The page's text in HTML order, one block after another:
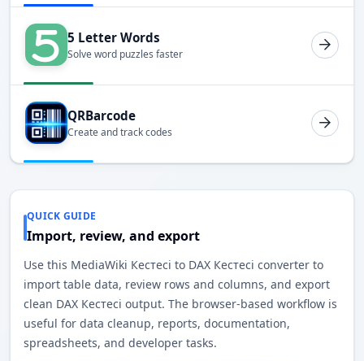
5 Letter Words
Solve word puzzles faster
QRBarcode
Create and track codes
QUICK GUIDE
Import, review, and export
Use this MediaWiki Кестесі to DAX Кестесі converter to
import table data, review rows and columns, and export
clean DAX Кестесі output. The browser-based workflow is
useful for data cleanup, reports, documentation,
spreadsheets, and developer tasks.